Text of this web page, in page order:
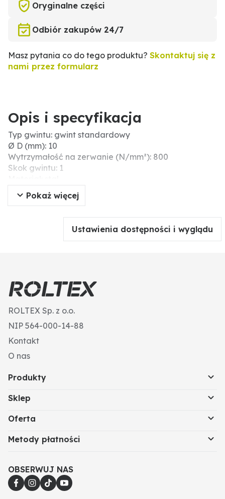
Oryginalne części
Odbiór zakupów 24/7
Masz pytania co do tego produktu? Skontaktuj się z
nami przez formularz
Opis i specyfikacja
Typ gwintu: gwint standardowy
Ø D (mm): 10
Wytrzymałość na zerwanie (N/mm²): 800
Skok gwintu: 1
b (mm): 26
Typ: śruby z łbem sześciokątnym
Długość (mm): 70
Długość gwintu (mm): 26
DIN: 960
Gwint: M10
Nr ISO: 8765
Ø trzonka (mm): 10
Kształt łba: łeb sześciokątny
Pokaż więcej
Ustawienia dostępności i wyglądu
ROLTEX Sp. z o.o.
NIP 564-000-14-88
Kontakt
O nas
Produkty
Sklep
Oferta
Metody płatności
OBSERWUJ NAS